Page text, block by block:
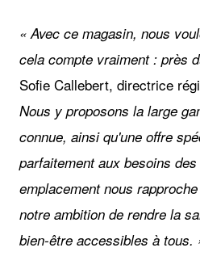
« Avec ce magasin, nous
cela compte vraiment : près
Sofie Callebert, directrice
Nous y proposons la large
connue, ainsi qu'une offre
parfaitement aux besoins
emplacement nous
notre ambition de rendre la
bien-être accessibles à tous.